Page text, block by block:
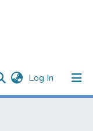
Log In (current)